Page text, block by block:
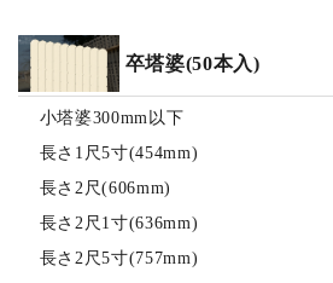
卒塔婆(50本入)
小塔婆300mm以下
長さ1尺5寸(454mm)
長さ2尺(606mm)
長さ2尺1寸(636mm)
長さ2尺5寸(757mm)